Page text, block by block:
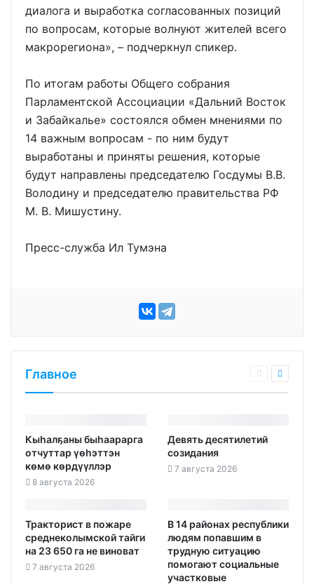
диалога и выработка согласованных позиций
по вопросам, которые волнуют жителей всего
макрорегиона», – подчеркнул спикер.
По итогам работы Общего собрания
Парламентской Ассоциации «Дальний Восток
и Забайкалье» состоялся обмен мнениями по
14 важным вопросам - по ним будут
выработаны и приняты решения, которые
будут направлены председателю Госдумы В.В.
Володину и председателю правительства РФ
М. В. Мишустину.
Пресс-служба Ил Тумэна
Главное
Кыһалҕаны быһаарарга
отчуттар үөһэттэн
көмө көрдүүллэр
8 августа 2026
Девять десятилетий
созидания
7 августа 2026
Тракторист в пожаре
среднеколымской тайги
на 23 650 га не виноват
7 августа 2026
В 14 районах республики
людям попавшим в
трудную ситуацию
помогают социальные
участковые